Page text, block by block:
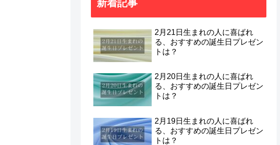
新着記事
2月21日生まれの人に喜ばれ
る、おすすめの誕生日プレゼン
トは？
2月20日生まれの人に喜ばれ
る、おすすめの誕生日プレゼン
トは？
2月19日生まれの人に喜ばれ
る、おすすめの誕生日プレゼン
トは？